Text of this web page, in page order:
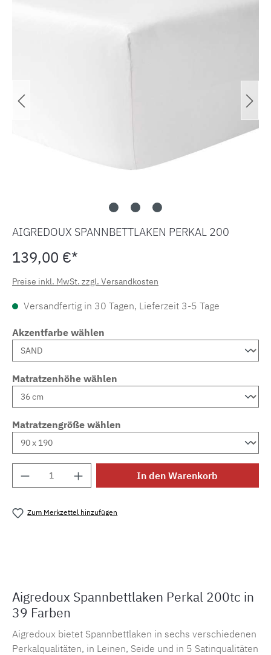
AIGREDOUX SPANNBETTLAKEN PERKAL 200
139,00 €*
Preise inkl. MwSt. zzgl. Versandkosten
Versandfertig in 30 Tagen, Lieferzeit 3-5 Tage
Akzentfarbe wählen
Matratzenhöhe wählen
Matratzengröße wählen
Produkt Anzahl: Gib den gewünschten
In den Warenkorb
Zum Merkzettel hinzufügen
Aigredoux Spannbettlaken Perkal 200tc in
39 Farben
Aigredoux bietet Spannbettlaken in sechs verschiedenen
Perkalqualitäten, in Leinen, Seide und in 5 Satinqualitäten